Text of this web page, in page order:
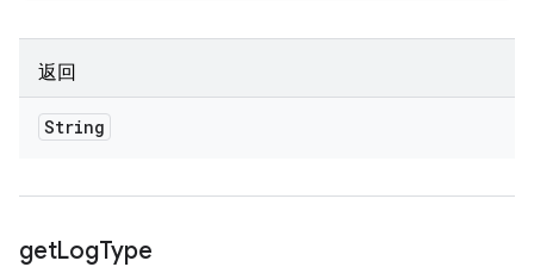
返回
String
getLogType